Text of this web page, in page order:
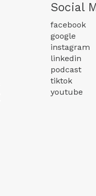
Social
facebook
google
instagram
linkedin
podcast
tiktok
youtube